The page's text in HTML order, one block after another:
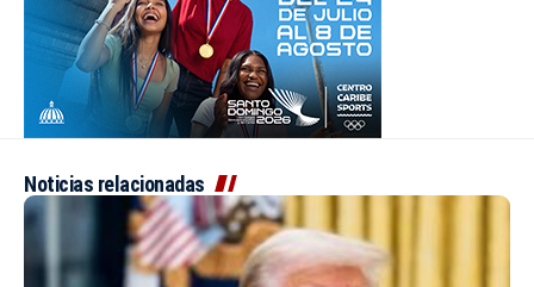
Noticias relacionadas